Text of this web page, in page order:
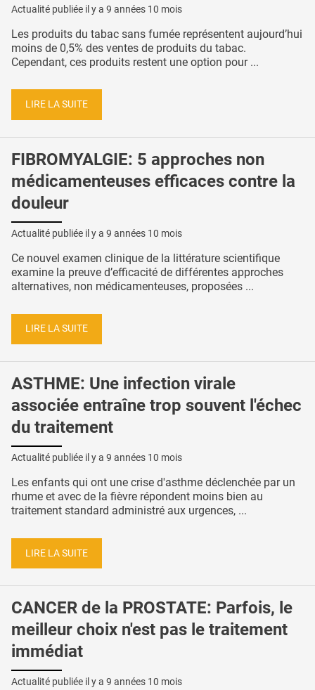
Actualité publiée il y a 9 années 10 mois
Les produits du tabac sans fumée représentent aujourd’hui
moins de 0,5% des ventes de produits du tabac.
Cependant, ces produits restent une option pour ...
LIRE LA SUITE
FIBROMYALGIE: 5 approches non
médicamenteuses efficaces contre la
douleur
Actualité publiée il y a 9 années 10 mois
Ce nouvel examen clinique de la littérature scientifique
examine la preuve d’efficacité de différentes approches
alternatives, non médicamenteuses, proposées ...
LIRE LA SUITE
ASTHME: Une infection virale
associée entraîne trop souvent l'échec
du traitement
Actualité publiée il y a 9 années 10 mois
Les enfants qui ont une crise d'asthme déclenchée par un
rhume et avec de la fièvre répondent moins bien au
traitement standard administré aux urgences, ...
LIRE LA SUITE
CANCER de la PROSTATE: Parfois, le
meilleur choix n'est pas le traitement
immédiat
Actualité publiée il y a 9 années 10 mois